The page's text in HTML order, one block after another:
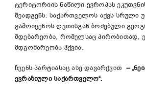
ტერიტორიის ნაწილი ევროპას
შეადგენს. საქართველოს აქვს სრული
გამოიყენოს ღვთისგან ბოძებული
მდებარეობა, რომელსაც პირობითად,
მდგომარეობა ჰქვია.
ჩვენს პარტიასაც ასე დავარქვით – „
ევრაზიული საქართველო“.